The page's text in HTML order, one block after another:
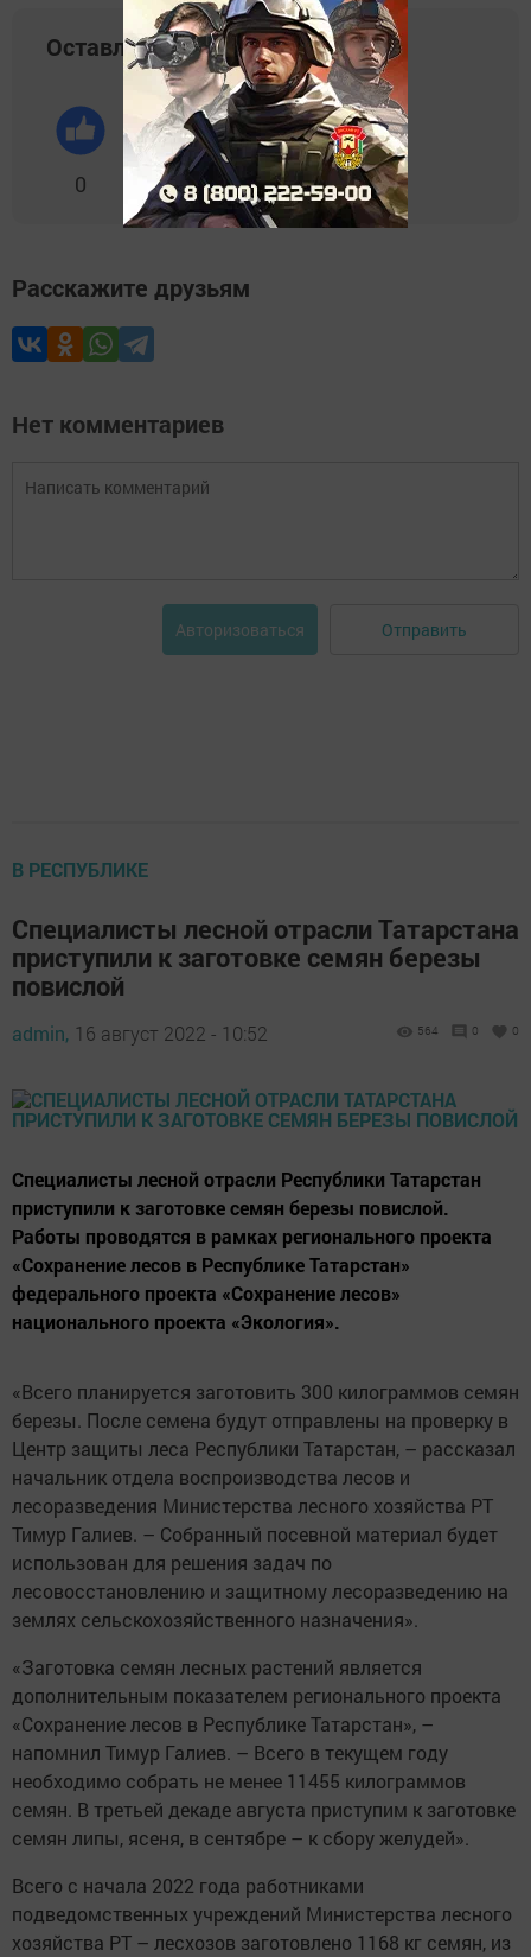
Оставляйте реакции
0 0 0 0 0
Расскажите друзьям
Нет комментариев
Авторизоваться Отправить
В РЕСПУБЛИКЕ
Специалисты лесной отрасли Татарстана
приступили к заготовке семян березы
повислой
admin, 16 август 2022 - 10:52 564 0 0
Специалисты лесной отрасли Республики Татарстан
приступили к заготовке семян березы повислой.
Работы проводятся в рамках регионального проекта
«Сохранение лесов в Республике Татарстан»
федерального проекта «Сохранение лесов»
национального проекта «Экология».
«Всего планируется заготовить 300 килограммов семян
березы. После семена будут отправлены на проверку в
Центр защиты леса Республики Татарстан, – рассказал
начальник отдела воспроизводства лесов и
лесоразведения Министерства лесного хозяйства РТ
Тимур Галиев. – Собранный посевной материал будет
использован для решения задач по
лесовосстановлению и защитному лесоразведению на
землях сельскохозяйственного назначения».
«Заготовка семян лесных растений является
дополнительным показателем регионального проекта
«Сохранение лесов в Республике Татарстан», –
напомнил Тимур Галиев. – Всего в текущем году
необходимо собрать не менее 11455 килограммов
семян. В третьей декаде августа приступим к заготовке
семян липы, ясеня, в сентябре – к сбору желудей».
Всего с начала 2022 года работниками
подведомственных учреждений Министерства лесного
хозяйства РТ – лесхозов заготовлено 1168 кг семян, из